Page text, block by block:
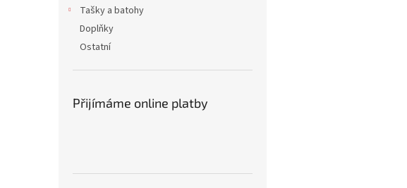
Tašky a batohy
Doplňky
Ostatní
Přijímáme online platby